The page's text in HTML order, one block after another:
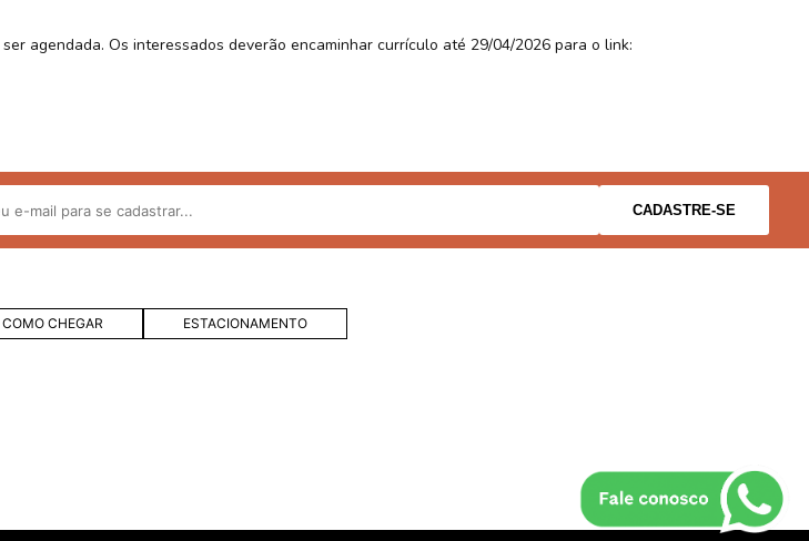
agendada. Os interessados deverão encaminhar currículo até 29/04/2026 para o link:
COMO CHEGAR ESTACIONAMENTO